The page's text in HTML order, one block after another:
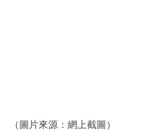
（圖片來源：網上截圖）